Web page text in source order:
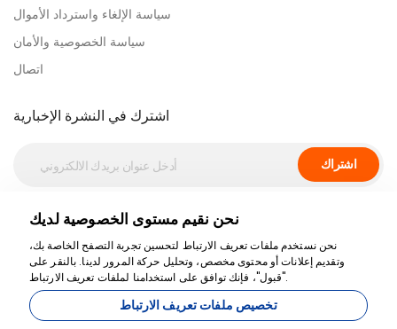
سياسة الإلغاء واسترداد الأموال
سياسة الخصوصية والأمان
اتصال
اشترك في النشرة الإخبارية
اشتراك
دفع آمن
نحن نقيم مستوى الخصوصية لديك
نحن نستخدم ملفات تعريف الارتباط لتحسين تجربة التصفح الخاصة بك،
وتقديم إعلانات أو محتوى مخصص، وتحليل حركة المرور لدينا. بالنقر على
"قبول"، فإنك توافق على استخدامنا لملفات تعريف الارتباط.
تخصيص ملفات تعريف الارتباط